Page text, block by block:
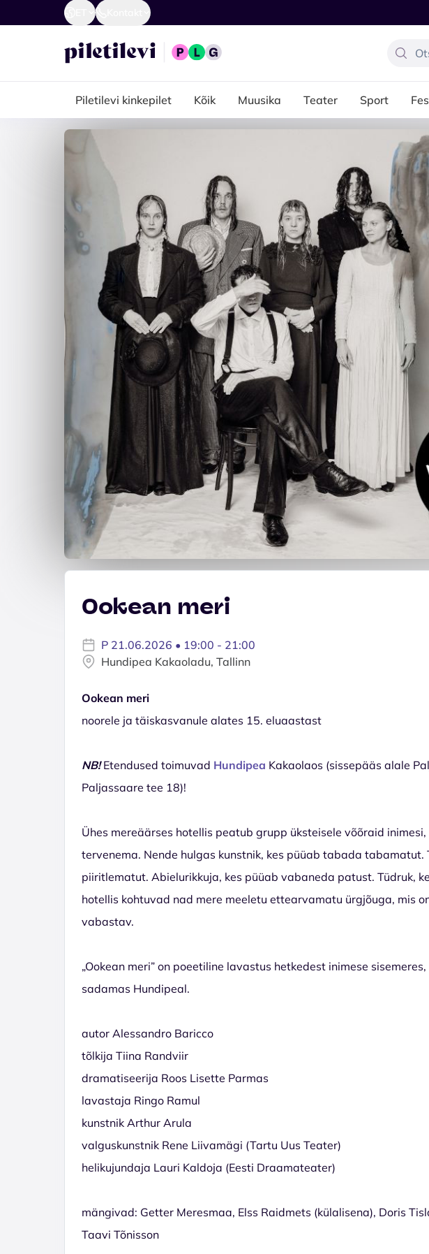
Piletilevi kinkepilet Kõik Muusika Teater Sport
Ookean meri
P 21.06.2026 • 19:00 - 21:00
Hundipea Kakaoladu, Tallinn
Ookean meri
noorele ja täiskasvanule alates 15. eluaastast
NB!Etendused toimuvad Hundipea Kakaolaos (sissepääs alale
Paljassaare tee 18)!
Ühes mereäärses hotellis peatub grupp üksteisele võõraid
tervenema. Nende hulgas kunstnik, kes püüab tabada tabamatut.
piiritlematut. Abielurikkuja, kes püüab vabaneda patust. Tüdruk,
hotellis kohtuvad nad mere meeletu ettearvamatu ürgjõuga, mis
vabastav.
„Ookean meri” on poeetiline lavastus hetkedest inimese
sadamas Hundipeal.
autor Alessandro Baricco
tõlkija Tiina Randviir
dramatiseerija Roos Lisette Parmas
lavastaja Ringo Ramul
kunstnik Arthur Arula
valguskunstnik Rene Liivamägi (Tartu Uus Teater)
helikujundaja Lauri Kaldoja (Eesti Draamateater)
mängivad: Getter Meresmaa, Elss Raidmets (külalisena), Doris
Taavi Tõnisson